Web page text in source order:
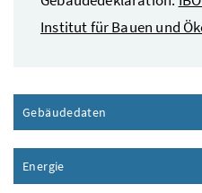
Institut für Bauen und
Gebäudedaten
Energie